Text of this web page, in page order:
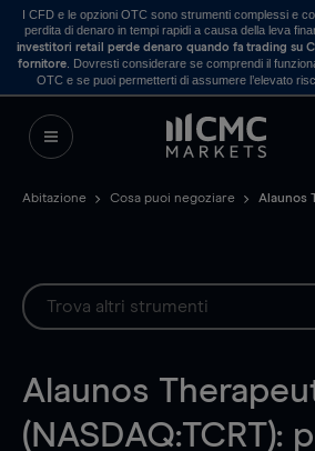
I CFD e le opzioni OTC sono strumenti complessi e
perdita di denaro in tempi rapidi a causa della leva
investitori retail perde denaro quando fa trading su
fornitore . Dovresti considerare se comprendi il
OTC e se puoi permetterti di assumere l’elevato
Abitazione Cosa puoi negoziare Alaunos
Alaunos
(NASDAQ:TCRT):